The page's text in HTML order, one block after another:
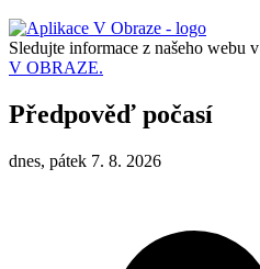
Sledujte informace z našeho webu v
V OBRAZE.
Předpověď počasí
dnes, pátek 7. 8. 2026